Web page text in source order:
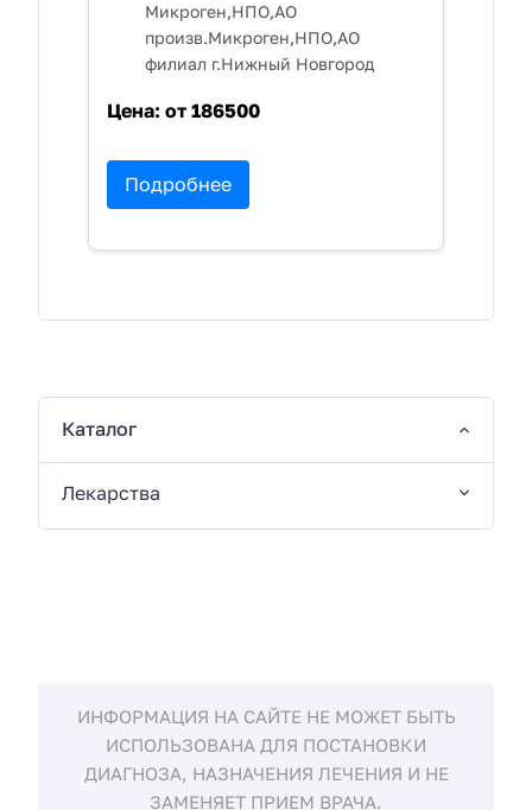
Микроген,НПО,АО
произв.Микроген,НПО,АО
филиал г.Нижный Новгород
Цена: от 186500
Подробнее
Каталог
Лекарства
ИНФОРМАЦИЯ НА САЙТЕ НЕ МОЖЕТ БЫТЬ
ИСПОЛЬЗОВАНА ДЛЯ ПОСТАНОВКИ
ДИАГНОЗА, НАЗНАЧЕНИЯ ЛЕЧЕНИЯ И НЕ
ЗАМЕНЯЕТ ПРИЕМ ВРАЧА.